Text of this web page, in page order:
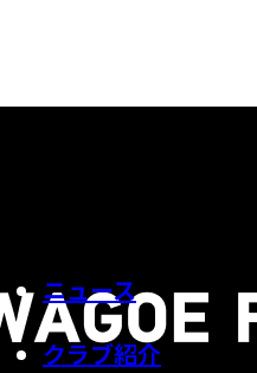
ニュース
クラブ紹介